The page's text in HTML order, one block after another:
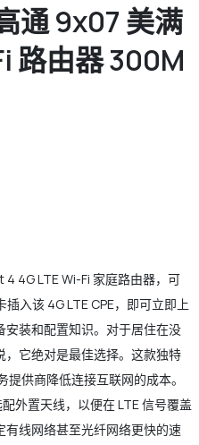
通 9x07 美满
路由器 300M
4G LTE Wi-Fi 家庭路由器，可
入该 4G LTE CPE，即可立即上
装和配置知识。对于居住在没
它绝对是最佳选择。这款独特
提供商降低连接互联网的成本。
外置天线，以便在 LTE 信号覆盖
线网络甚至光纤网络更快的速